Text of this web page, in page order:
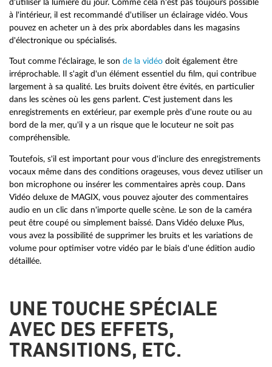
d'utiliser la lumière du jour. Comme cela n'est pas toujours possible
à l'intérieur, il est recommandé d'utiliser un éclairage vidéo. Vous
pouvez en acheter un à des prix abordables dans les magasins
d'électronique ou spécialisés.
Tout comme l'éclairage, le son de la vidéo doit également être
irréprochable. Il s'agit d'un élément essentiel du film, qui contribue
largement à sa qualité. Les bruits doivent être évités, en particulier
dans les scènes où les gens parlent. C'est justement dans les
enregistrements en extérieur, par exemple près d'une route ou au
bord de la mer, qu'il y a un risque que le locuteur ne soit pas
compréhensible.
Toutefois, s'il est important pour vous d'inclure des enregistrements
vocaux même dans des conditions orageuses, vous devez utiliser un
bon microphone ou insérer les commentaires après coup. Dans
Vidéo deluxe de MAGIX, vous pouvez ajouter des commentaires
audio en un clic dans n'importe quelle scène. Le son de la caméra
peut être coupé ou simplement baissé. Dans Vidéo deluxe Plus,
vous avez la possibilité de supprimer les bruits et les variations de
volume pour optimiser votre vidéo par le biais d'une édition audio
détaillée.
UNE TOUCHE SPÉCIALE
AVEC DES EFFETS,
TRANSITIONS, ETC.